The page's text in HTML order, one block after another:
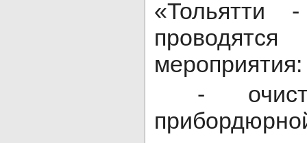
«Тольятти
мероприятия:
-